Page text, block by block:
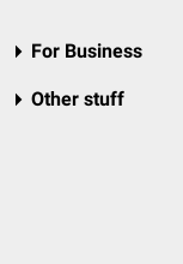
For Business
Other stuff